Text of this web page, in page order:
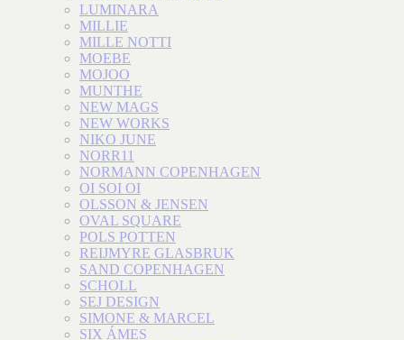
LUMINARA
MILLIE
MILLE NOTTI
MOEBE
MOJOO
MUNTHE
NEW MAGS
NEW WORKS
NIKO JUNE
NORR11
NORMANN COPENHAGEN
OI SOI OI
OLSSON & JENSEN
OVAL SQUARE
POLS POTTEN
REIJMYRE GLASBRUK
SAND COPENHAGEN
SCHOLL
SEJ DESIGN
SIMONE & MARCEL
SIX ÁMES